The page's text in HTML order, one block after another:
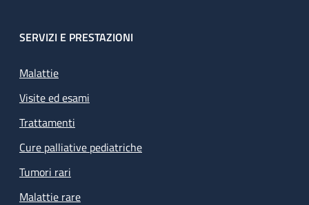
SERVIZI E PRESTAZIONI
Malattie
Visite ed esami
Trattamenti
Cure palliative pediatriche
Tumori rari
Malattie rare